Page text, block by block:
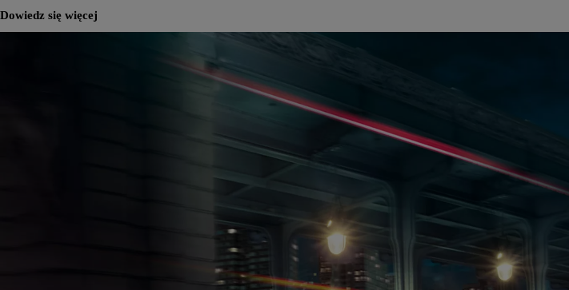
Dowiedz się więcej